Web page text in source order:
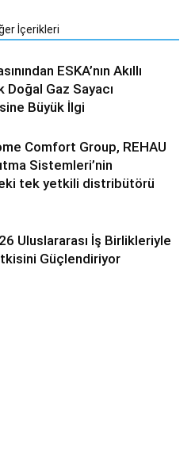
İçerikleri
ESKA’nın Akıllı
Doğal Gaz Sayacı
Büyük İlgi
Comfort Group, REHAU
Sistemleri’nin
tek yetkili distribütörü
Uluslararası İş Birlikleriyle
Güçlendiriyor